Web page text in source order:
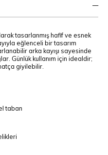
tasarlanmış hafif ve esnek
eğlenceli bir tasarım
arka kayışı sayesinde
Günlük kullanım için idealdir;
giyilebilir.
taban